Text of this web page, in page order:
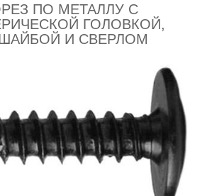
ПО МЕТАЛЛУ С
ГОЛОВКОЙ,
И СВЕРЛОМ